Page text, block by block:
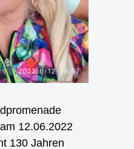
12.06.2022
130 Jahren